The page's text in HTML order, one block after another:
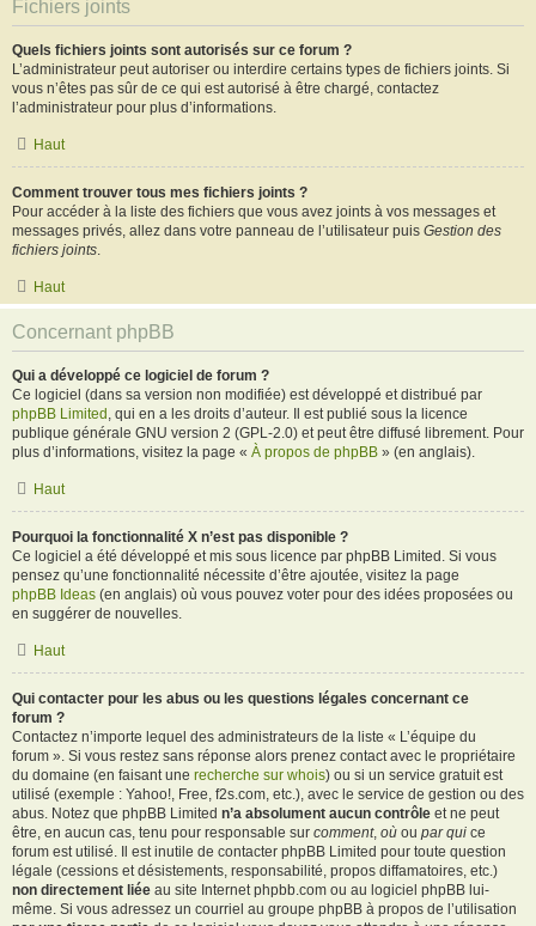
Fichiers joints
Quels fichiers joints sont autorisés sur ce forum ?
L’administrateur peut autoriser ou interdire certains types de fichiers joints. Si
vous n’êtes pas sûr de ce qui est autorisé à être chargé, contactez
l’administrateur pour plus d’informations.
Haut
Comment trouver tous mes fichiers joints ?
Pour accéder à la liste des fichiers que vous avez joints à vos messages et
messages privés, allez dans votre panneau de l’utilisateur puis Gestion des
fichiers joints.
Haut
Concernant phpBB
Qui a développé ce logiciel de forum ?
Ce logiciel (dans sa version non modifiée) est développé et distribué par
phpBB Limited , qui en a les droits d’auteur. Il est publié sous la licence
publique générale GNU version 2 (GPL-2.0) et peut être diffusé librement. Pour
plus d’informations, visitez la page « À propos de phpBB » (en anglais).
Haut
Pourquoi la fonctionnalité X n’est pas disponible ?
Ce logiciel a été développé et mis sous licence par phpBB Limited. Si vous
pensez qu’une fonctionnalité nécessite d’être ajoutée, visitez la page
phpBB Ideas (en anglais) où vous pouvez voter pour des idées proposées ou
en suggérer de nouvelles.
Haut
Qui contacter pour les abus ou les questions légales concernant ce
forum ?
Contactez n’importe lequel des administrateurs de la liste « L’équipe du
forum ». Si vous restez sans réponse alors prenez contact avec le propriétaire
du domaine (en faisant une recherche sur whois) ou si un service gratuit est
utilisé (exemple : Yahoo!, Free, f2s.com, etc.), avec le service de gestion ou des
abus. Notez que phpBB Limited n’a absolument aucun contrôle et ne peut
être, en aucun cas, tenu pour responsable sur comment, où ou par qui ce
forum est utilisé. Il est inutile de contacter phpBB Limited pour toute question
légale (cessions et désistements, responsabilité, propos diffamatoires, etc.)
non directement liée au site Internet phpbb.com ou au logiciel phpBB lui-
même. Si vous adressez un courriel au groupe phpBB à propos de l’utilisation